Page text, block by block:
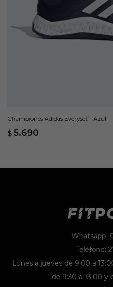
Championes Adidas Everyset - Azul
$ 5.690
Whatsapp:
Teléfono:
Lunes a jueves de 9:00 a
de 9:30 a 13:00 y